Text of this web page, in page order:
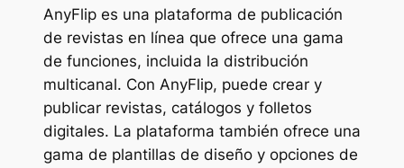
AnyFlip es una plataforma de publicación
de revistas en línea que ofrece una gama
de funciones, incluida la distribución
multicanal. Con AnyFlip, puede crear y
publicar revistas, catálogos y folletos
digitales. La plataforma también ofrece una
gama de plantillas de diseño y opciones de